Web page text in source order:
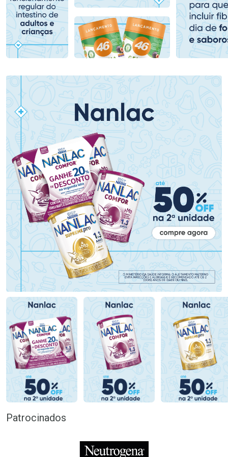
Comprar sem Desconto
Por R$ 117,99/cada
Comprar sem Desconto
Por R$ 117,99/cada
Comprar sem Desconto
Por R$ 87,99/cada
Comprar sem Desconto
Por R$ 87,99/cada
Patrocinados